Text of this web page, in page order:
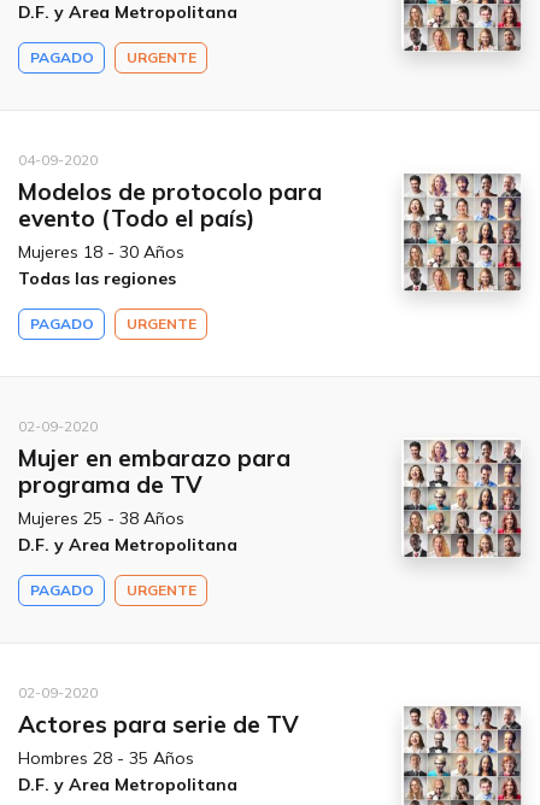
D.F. y Area Metropolitana
PAGADO URGENTE
04-09-2020
Modelos de protocolo para
evento (Todo el país)
Mujeres 18 - 30 Años
Todas las regiones
PAGADO URGENTE
02-09-2020
Mujer en embarazo para
programa de TV
Mujeres 25 - 38 Años
D.F. y Area Metropolitana
PAGADO URGENTE
02-09-2020
Actores para serie de TV
Hombres 28 - 35 Años
D.F. y Area Metropolitana